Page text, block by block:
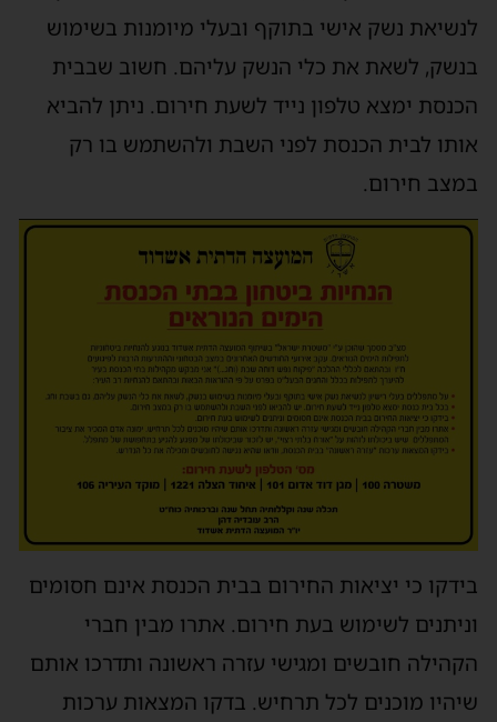
לנשיאת נשק אישי בתוקף ובעלי מיומנות בשימוש
בנשק, לשאת את כלי הנשק עליהם. חשוב שבבית
הכנסת ימצא טלפון נייד לשעת חירום. ניתן להביא
אותו לבית הכנסת לפני השבת ולהשתמש בו רק
במצב חירום.
בידקו כי יציאות החירום בבית הכנסת אינם חסומים
וניתנים לשימוש בעת חירום. אתרו מבין חברי
הקהילה חובשים ומגישי עזרה ראשונה ותדרכו אותם
שיהיו מוכנים לכל תרחיש. בדקו המצאות ערכות